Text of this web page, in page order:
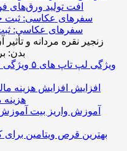
افت تولید
سفرهای عکاسی:
زنجیر نقره مردانه و
بدن:
۵ ویژگی لپ تاپ های
افزایش
هزینه
آموزش واریز بیت